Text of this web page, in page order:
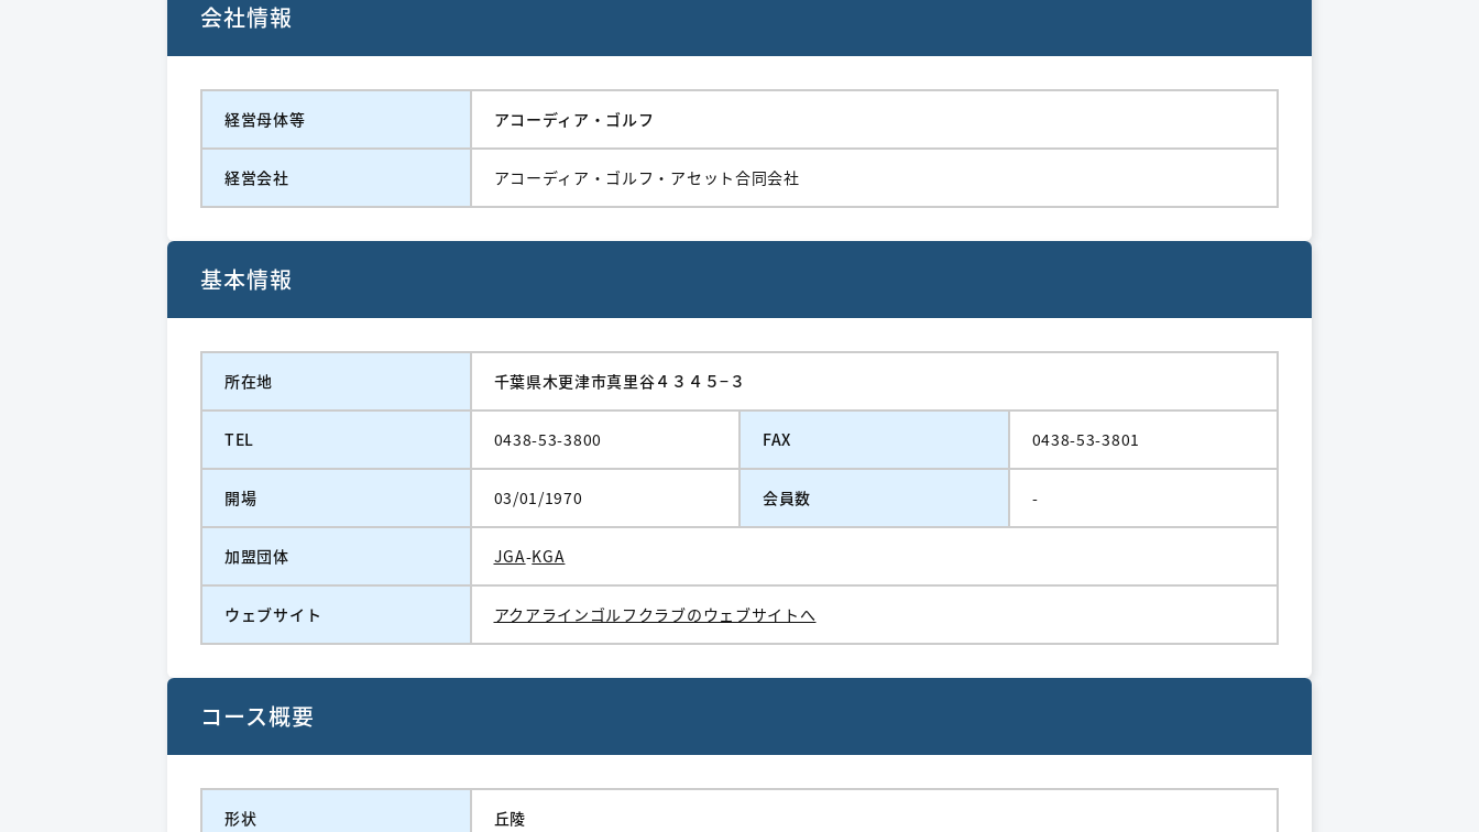
会社情報
経営⺟体等 アコーディア・ゴルフ
経営会社 アコーディア・ゴルフ・アセット合同会社
基本情報
所在地 千葉県木更津市真里谷４３４５−３
TEL 0438-53-3800 FAX 0438-53-3801
開場 03/01/1970 会員数 -
加盟団体 JGA-KGA
ウェブサイト アクアラインゴルフクラブのウェブサイトへ
コース概要
形状 丘陵